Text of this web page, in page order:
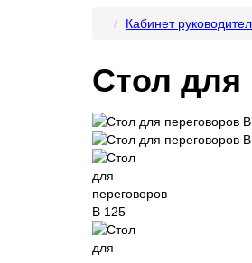
Кабинет
Стол для